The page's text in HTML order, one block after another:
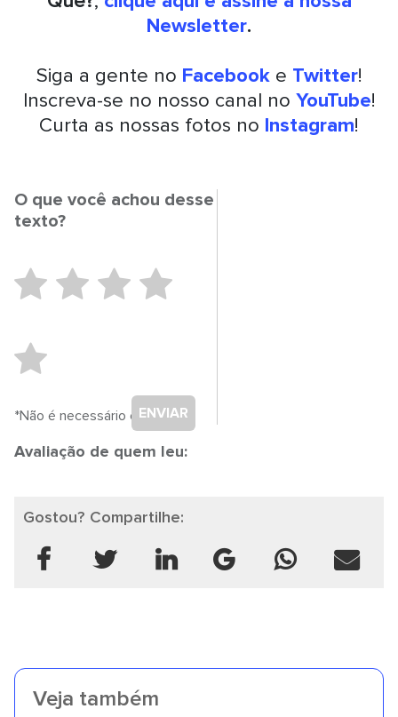
Newsletter.
Siga a gente no Facebooke Twitter!
Inscreva-se no nosso canal no YouTube!
Curta as nossas fotos no Instagram!
O que você achou desse
texto?
ENVIAR
*Não é necessário cadastro.
Avaliação de quem leu:
Gostou? Compartilhe:
Veja também